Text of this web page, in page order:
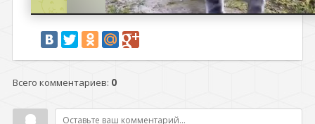
Всего комментариев: 0